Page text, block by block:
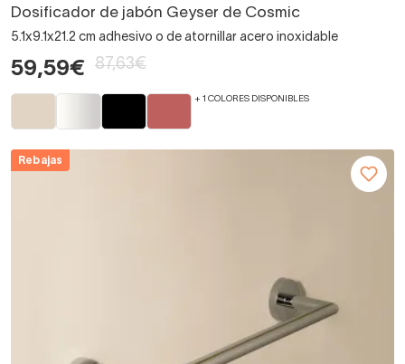
Dosificador de jabón Geyser de Cosmic
5.1x9.1x21.2 cm adhesivo o de atornillar acero inoxidable
59,59€ 87,63€
+ 1 COLORES DISPONIBLES
Rebajas